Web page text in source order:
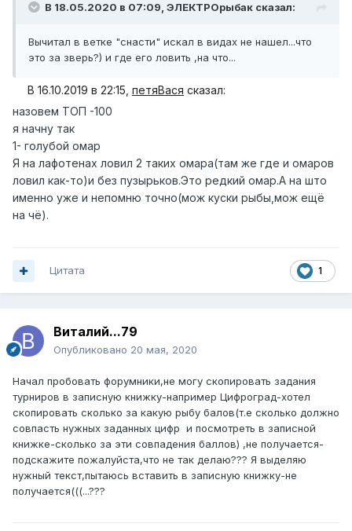
В 18.05.2020 в 07:09, ЭЛЕКТРОрыбак сказал:
Вычитал в ветке "снасти" искал в видах не нашел...что
это за зверь?) и где его ловить ,на что...
В 16.10.2019 в 22:15, петяВася сказал:
назовем ТОП -100
я начну так
1- голубой омар
Я на лафотенах ловил 2 таких омара(там же где и омаров
ловил как-то)и без пузырьков.Это редкий омар.А на што
именно уже и непомню точно(мож куски рыбы,мож ещё
на чё).
1
Цитата
Виталий...79
Опубликовано 20 мая, 2020
Начал пробовать форумники,не могу скопировать задания
турниров в записную книжку-например Цифроград-хотел
скопировать сколько за какую рыбу балов(т.е сколько должно
совпасть нужных заданных цифр и посмотреть в записной
книжке-сколько за эти совпадения баллов) ,не получается-
подскажите пожалуйста,что не так делаю??? Я выделяю
нужный текст,пытаюсь вставить в записную книжку-не
получается(((...???